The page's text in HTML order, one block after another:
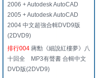
2006 + Autodesk AutoCAD
2005 + Autodesk AutoCAD
2004 中文超強合輯DVD9版
(2DVD9)
排行004 蔣勳《細說紅樓夢》八
十回全 MP3有聲書 合輯中文
DVD版(2DVD9)